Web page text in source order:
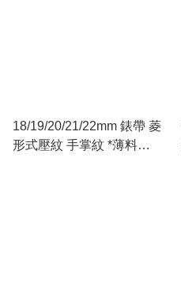
18/19/20/21/22mm 錶帶 菱
形式壓紋 手掌紋 *薄料